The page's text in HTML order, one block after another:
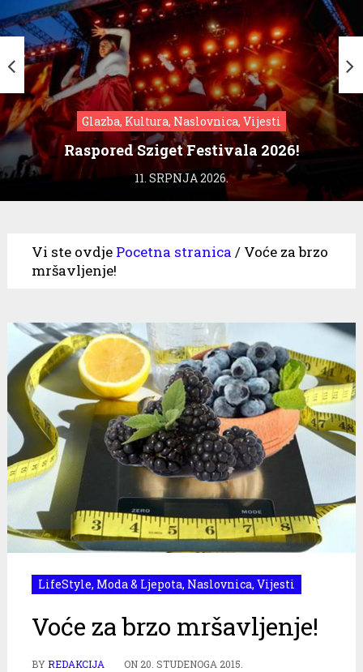
Glazba, Kultura, Naslovnica, Vijesti
Raspored Sziget Festivala 2026!
11. SRPNJA 2026.
Vi ste ovdje Pocetna stranica / Voće za brzo
mršavljenje!
LifeStyle, Moda & Ljepota, Naslovnica, Vijesti
Voće za brzo mršavljenje!
BYREDAKCIJA ON20. STUDENOGA 2015.